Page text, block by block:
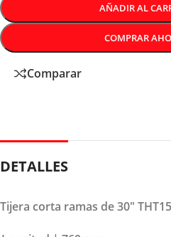
AÑADIR AL
COMPRAR
Comparar
DETALLES
Tijera corta ramas de 30″